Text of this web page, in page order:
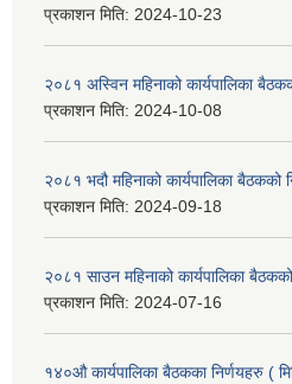
प्रकाशन मिति: 2024-10-23
२०८१ अस्विन महिनाको कार्यपालिका
प्रकाशन मिति: 2024-10-08
२०८१ भदौ महिनाको कार्यपालिका बैठकको
प्रकाशन मिति: 2024-09-18
२०८१ साउन महिनाको कार्यपालिका
प्रकाशन मिति: 2024-07-16
१४०औ कार्यपालिका बैठकका निर्णयहरु (